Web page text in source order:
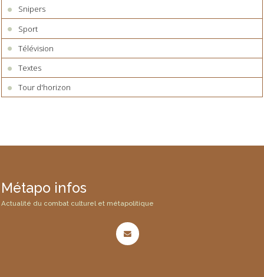
Snipers
Sport
Télévision
Textes
Tour d'horizon
Métapo infos
Actualité du combat culturel et métapolitique